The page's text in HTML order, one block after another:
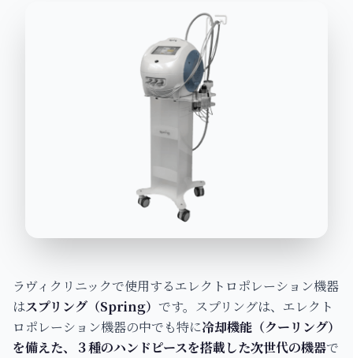
ラヴィクリニックで使用するエレクトロポレーション機器
はスプリング（Spring） です。スプリングは、エレクト
ロポレーション機器の中でも特に冷却機能（クーリング）
を備えた、３種のハンドピースを搭載した次世代の機器で